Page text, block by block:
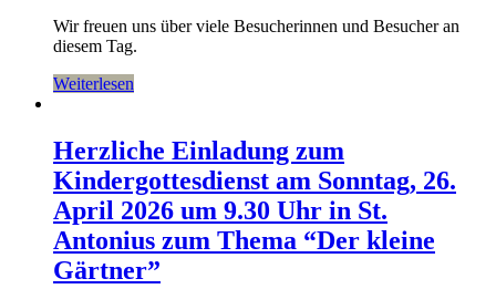
Wir freuen uns über viele Besucherinnen und Besucher an
diesem Tag.
Weiterlesen
Herzliche Einladung zum
Kindergottesdienst am Sonntag, 26.
April 2026 um 9.30 Uhr in St.
Antonius zum Thema “Der kleine
Gärtner”